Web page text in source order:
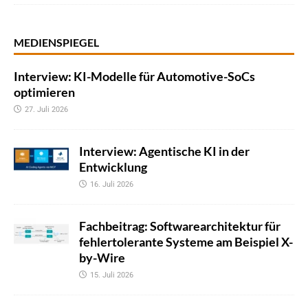
MEDIENSPIEGEL
Interview: KI-Modelle für Automotive-SoCs
optimieren
27. Juli 2026
Interview: Agentische KI in der
Entwicklung
16. Juli 2026
Fachbeitrag: Softwarearchitektur für
fehlertolerante Systeme am Beispiel X-
by-Wire
15. Juli 2026